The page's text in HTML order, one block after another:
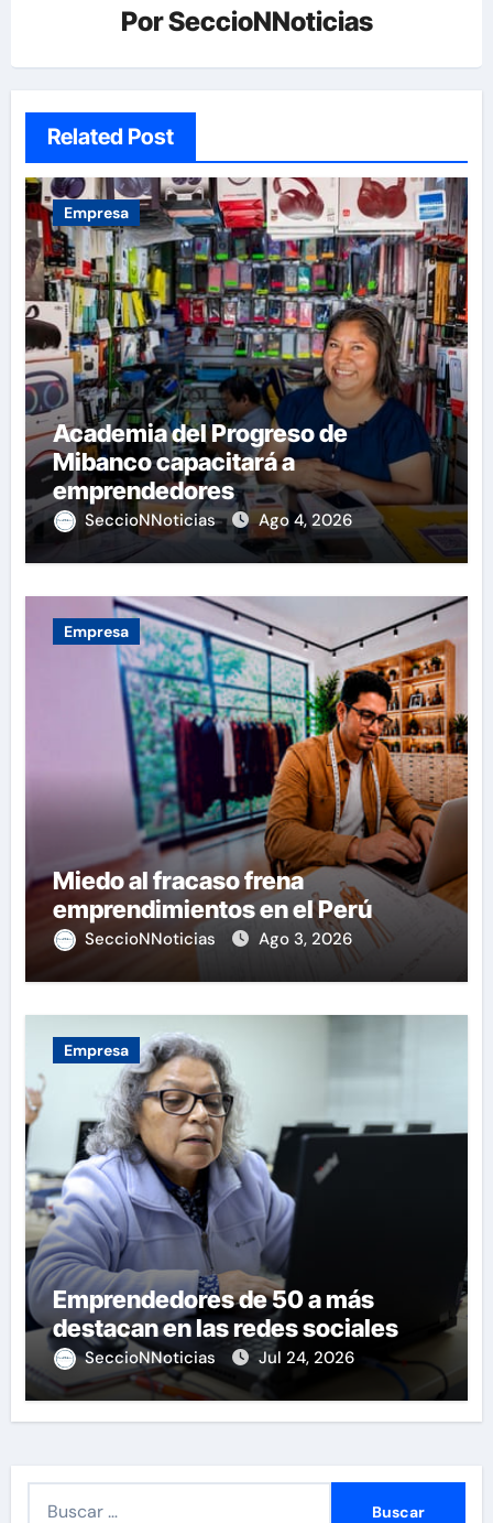
PorSeccioNNoticias
Related Post
Empresa
Academia del Progreso de
Mibanco capacitará a
emprendedores
SeccioNNoticias Ago 4, 2026
Empresa
Miedo al fracaso frena
emprendimientos en el Perú
SeccioNNoticias Ago 3, 2026
Empresa
Emprendedores de 50 a más
destacan en las redes sociales
SeccioNNoticias Jul 24, 2026